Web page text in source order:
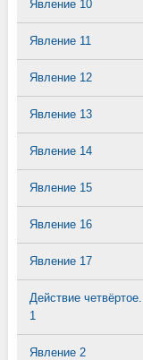
Явление 10
Явление 11
Явление 12
Явление 13
Явление 14
Явление 15
Явление 16
Явление 17
Действие
1
Явление 2